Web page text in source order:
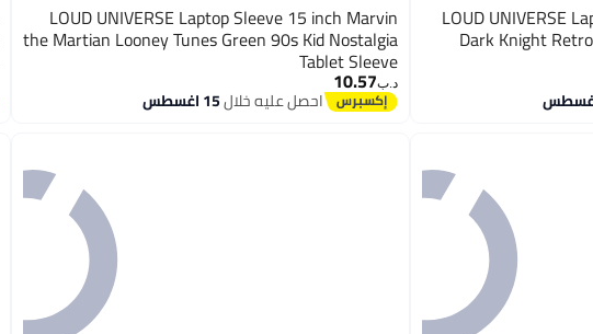
LOUD UNIVERSE
Dark Knight
LOUD UNIVERSE Laptop Sleeve 15 inch Marvin
the Martian Looney Tunes Green 90s Kid Nostalgia
Tablet Sleeve
د.ب‏10.57
احصل عليه خلال15 اغسطس